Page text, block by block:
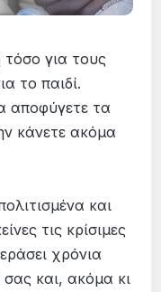
τόσο για τους
το παιδί.
αποφύγετε τα
κάνετε ακόμα
και
τις κρίσιμες
χρόνια
σας και, ακόμα κι